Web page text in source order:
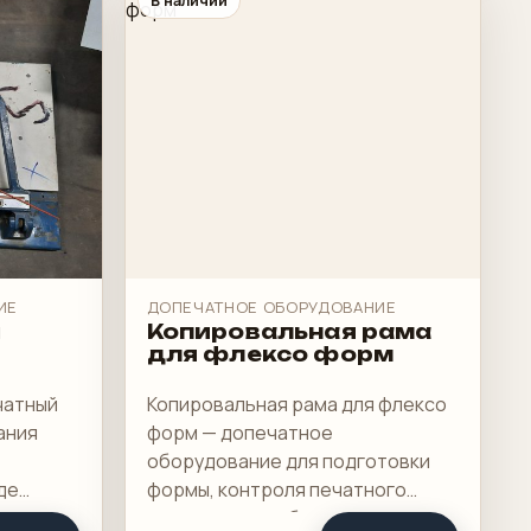
ДОПЕЧАТНОЕ ОБОРУДОВАНИЕ
Копировальная рама
для флексо форм
Копировальная рама для флексо
форм — допечатное
оборудование для подготовки
формы, контроля печатного
процесса или обслуживания